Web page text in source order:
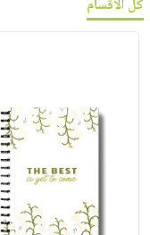
كل الأقسام